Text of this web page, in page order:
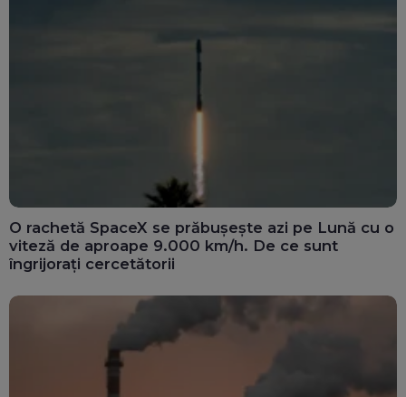
O rachetă SpaceX se prăbușește azi pe Lună cu o
viteză de aproape 9.000 km/h. De ce sunt
îngrijorați cercetătorii